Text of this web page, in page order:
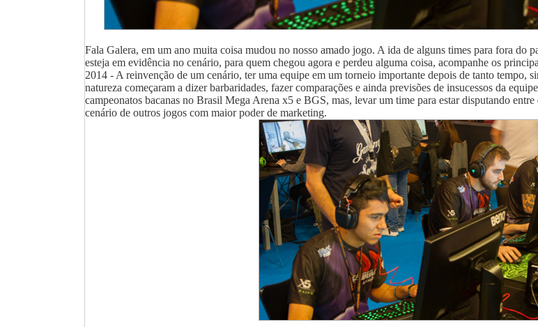
Fala Galera, em um ano muita coisa mudou no nosso amado jogo. A ida de alguns times para fora do
esteja em evidência no cenário, para quem chegou agora e perdeu alguma coisa, acompanhe os
2014 - A reinvenção de um cenário, ter uma equipe em um torneio importante depois de tanto tempo,
natureza começaram a dizer barbaridades, fazer comparações e ainda previsões de insucessos da
campeonatos bacanas no Brasil Mega Arena x5 e BGS, mas, levar um time para estar disputando
cenário de outros jogos com maior poder de marketing.